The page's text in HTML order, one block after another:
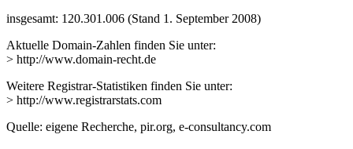
insgesamt: 120.301.006 (Stand 1. September 2008)
Aktuelle Domain-Zahlen finden Sie unter:
> http://www.domain-recht.de
Weitere Registrar-Statistiken finden Sie unter:
> http://www.registrarstats.com
Quelle: eigene Recherche, pir.org, e-consultancy.com